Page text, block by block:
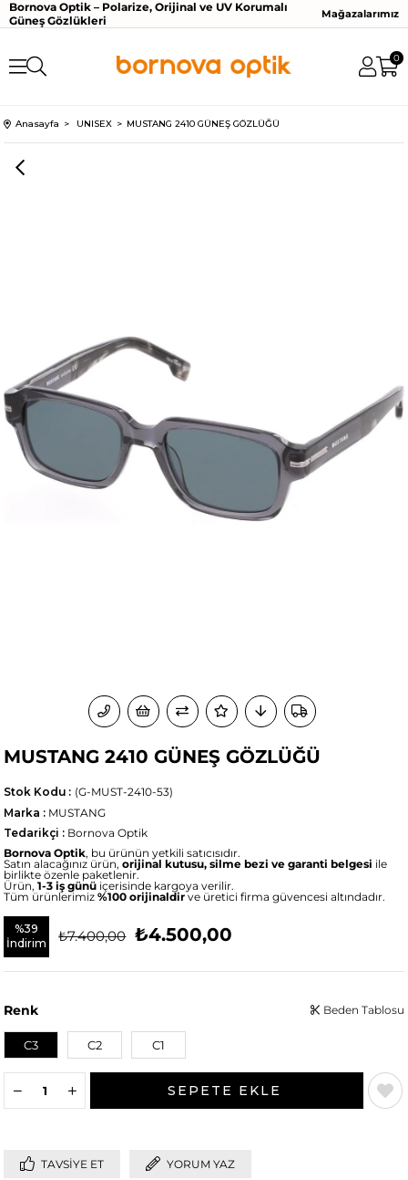
Bornova Optik – Polarize, Orijinal ve UV Korumalı
Güneş Gözlükleri
Mağazalarımız
0
Anasayfa UNISEX MUSTANG 2410 GÜNEŞ GÖZLÜĞÜ
MUSTANG 2410 GÜNEŞ GÖZLÜĞÜ
(G-MUST-2410-53)
Stok Kodu
Marka : MUSTANG
Tedarikçi : Bornova Optik
Bornova Optik, bu ürünün yetkili satıcısıdır.
Satın alacağınız ürün,orijinal kutusu, silme bezi ve garanti belgesi ile
birlikte özenle paketlenir.
Ürün,1-3 iş günü içerisinde kargoya verilir.
Tüm ürünlerimiz%100 orijinaldirve üretici firma güvencesi altındadır.
%39
İndirim
₺7.400,00 ₺4.500,00
Renk
C3 C2 C1
Beden Tablosu
TAVSIYE ET YORUM YAZ